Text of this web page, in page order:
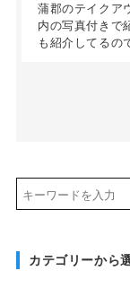
蒲郡のテイクア
内の写真付きで
も紹介してるの
カテゴリーから